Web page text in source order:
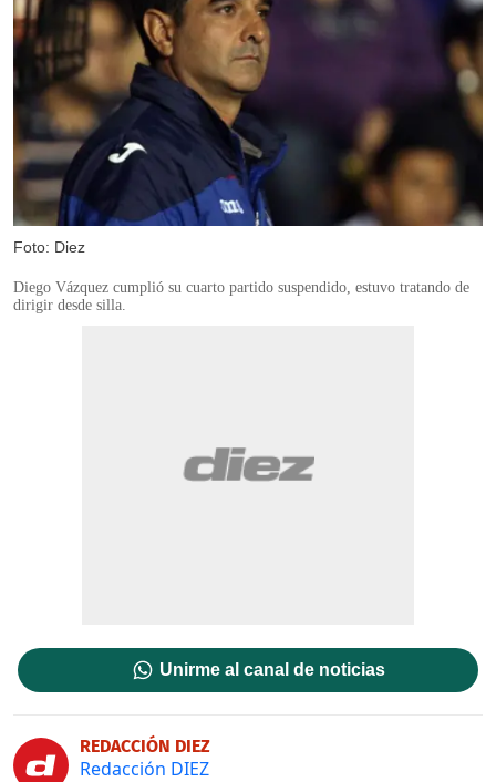
Foto: Diez
Diego Vázquez cumplió su cuarto partido suspendido, estuvo tratando de
dirigir desde silla.
Unirme al canal de noticias
REDACCIÓN DIEZ
Redacción DIEZ